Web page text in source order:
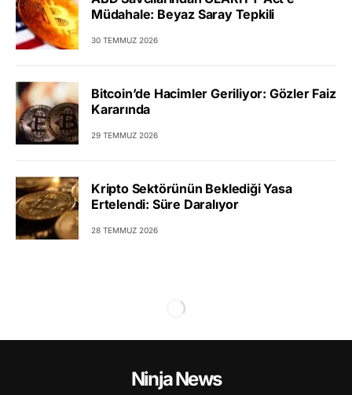
Müdahale: Beyaz Saray Tepkili
30 TEMMUZ 2026
Bitcoin’de Hacimler Geriliyor: Gözler Faiz
Kararında
29 TEMMUZ 2026
Kripto Sektörünün Beklediği Yasa
Ertelendi: Süre Daralıyor
28 TEMMUZ 2026
Ninja News